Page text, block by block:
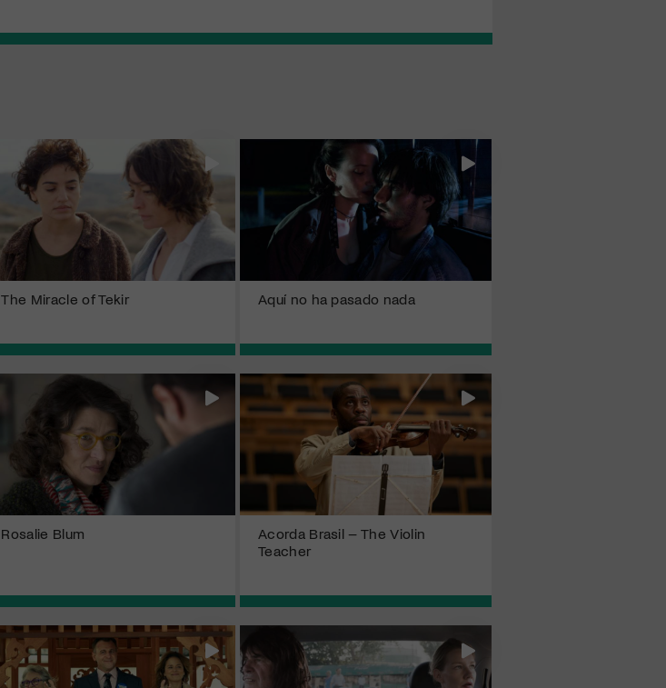
The Miracle of Tekir Aquí no ha pasado nada
Rosalie Blum
Acorda Brasil – The Violin
Teacher